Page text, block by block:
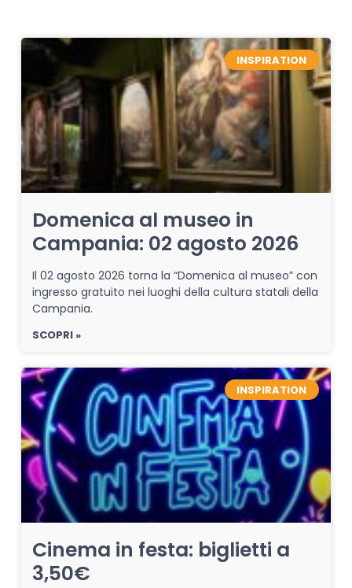
INSPIRATION
Domenica al museo in
Campania: 02 agosto 2026
Il 02 agosto 2026 torna la “Domenica al museo” con
ingresso gratuito nei luoghi della cultura statali della
Campania.
SCOPRI »
INSPIRATION
Cinema in festa: biglietti a
3,50€